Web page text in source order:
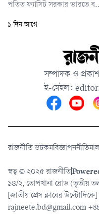
পতিত ফ্যাসিট সরকার ভারতে
এর প্রেক্ষিতে আমাদের পররাষ্ট্র
জানিয়েছে। সে ধরনের প্রতিবাদ
আগে কোনো সরকার জানাতে
১ দিন আগে
সম্পাদক ও
ই-মেইল:
রাজনীতি ডটকমবিজ্ঞাপন
স্বত্ব © ২০২৫ রাজনীতি
১৪/২, তোপখানা রোড (তৃতীয়
[জাতীয় প্রেস ক্লাবের উল্টোদিকে]
rajneete.bd@gmail.com